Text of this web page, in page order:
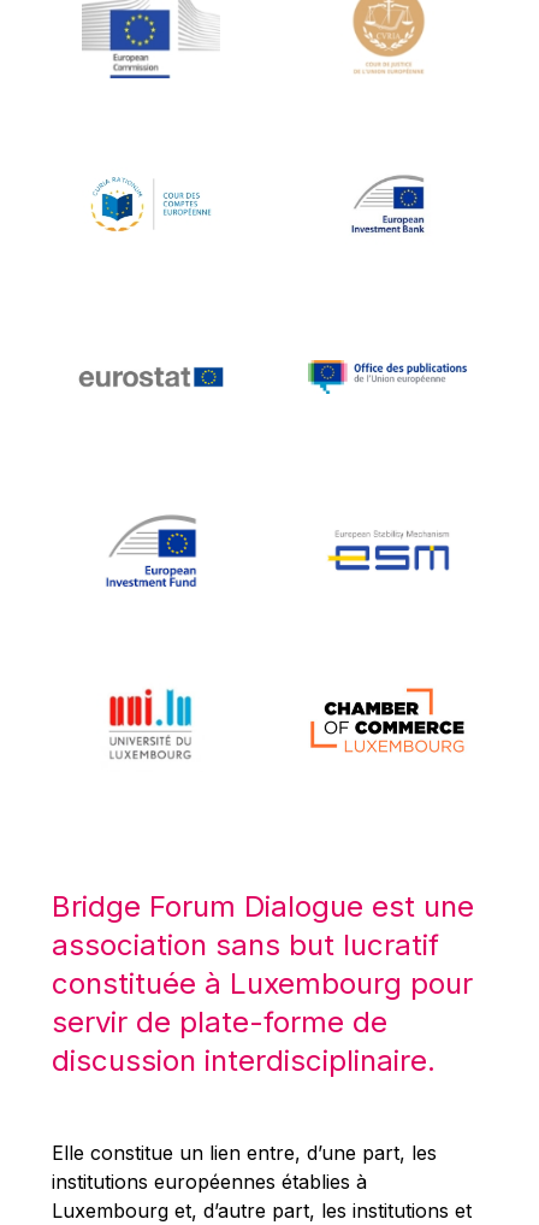
Jean-Louis Schiltz
Jean-Victor Louis
Johnny Åkerholm
Katharien L.C. Hunt
Klaus-Heiner Lehne
Koen LENAERTS
Lars Heikensten
Lucas Papademos
Máire Geoghegan-Quinn
Mario Centeno
Mario Monti
Maroš ŠEFČOVIČ
Martin Bailey
Martine Reicherts
Michael Sohlman
Michel Goedert
Bridge Forum Dialogue est une
association sans but lucratif
constituée à Luxembourg pour
servir de plate-forme de
discussion interdisciplinaire.
Elle constitue un lien entre, d’une part, les
institutions européennes établies à
Luxembourg et, d’autre part, les institutions et